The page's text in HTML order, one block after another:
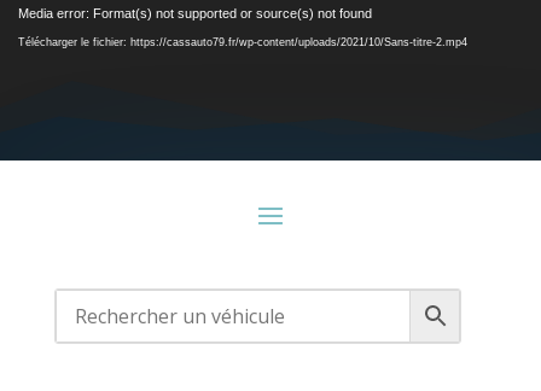
Lecteur
vidéo
Media error: Format(s) not supported or source(s) not found
Télécharger le fichier: https://cassauto79.fr/wp-content/uploads/2021/10/Sans-titre-2.mp4